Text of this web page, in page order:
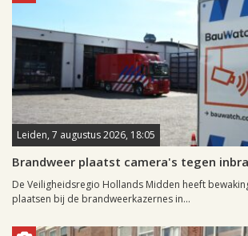
Leiden, 7 augustus 2026, 18:05
Brandweer plaatst camera's tegen
De Veiligheidsregio Hollands Midden heeft
plaatsen bij de brandweerkazernes in...